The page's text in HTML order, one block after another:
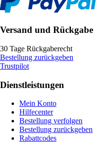
Versand und Rückgabe
30 Tage Rückgaberecht
Bestellung zurückgeben
Trustpilot
Dienstleistungen
Mein Konto
Hilfecenter
Bestellung verfolgen
Bestellung zurückgeben
Rabattcodes